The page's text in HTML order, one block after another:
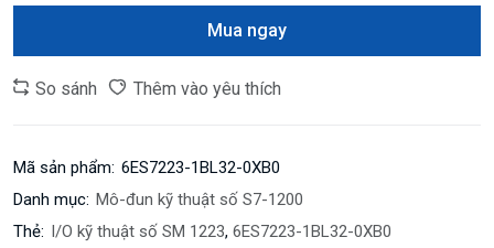
Mua ngay
So sánh Thêm vào yêu thích
Mã sản phẩm: 6ES7223-1BL32-0XB0
Danh mục: Mô-đun kỹ thuật số S7-1200
Thẻ: I/O kỹ thuật số SM 1223, 6ES7223-1BL32-0XB0